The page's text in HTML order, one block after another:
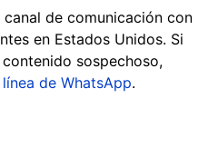
de comunicación con
en Estados Unidos. Si
sospechoso,
de WhatsApp.